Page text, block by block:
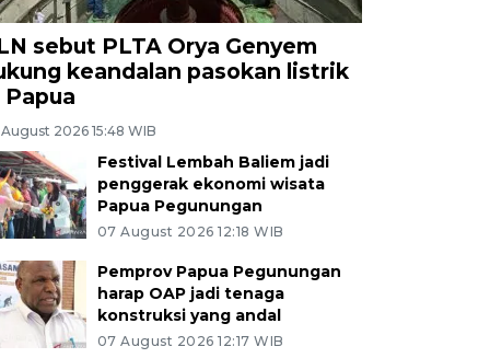
sebut PLTA Orya Genyem
keandalan pasokan listrik
Papua
2026 15:48 WIB
Festival Lembah Baliem jadi
penggerak ekonomi wisata
Papua Pegunungan
07 August 2026 12:18 WIB
Pemprov Papua Pegunungan
harap OAP jadi tenaga
konstruksi yang andal
07 August 2026 12:17 WIB